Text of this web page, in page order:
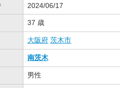
2024/06/17
37 歳
大阪府 茨木市
南茨木
男性